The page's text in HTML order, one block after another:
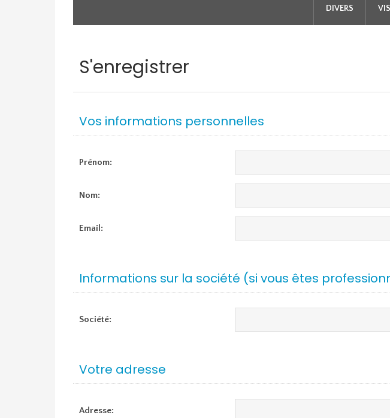
DIVERS
S'enregistrer
Vos informations personnelles
Prénom:
Nom:
Email:
Informations sur la société (si vous êtes
Société:
Votre adresse
Adresse: